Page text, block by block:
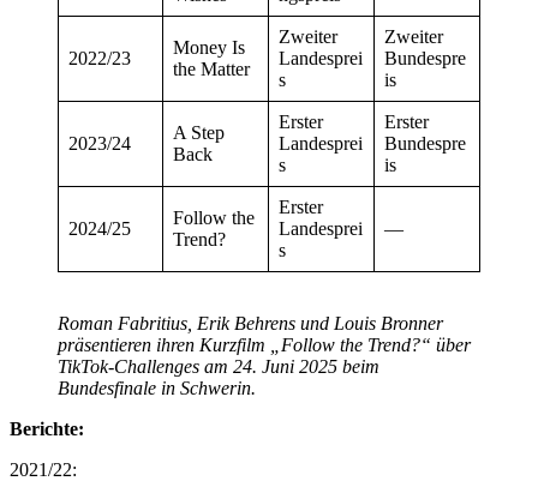
2022/23
Money Is
the Matter
Zweiter
Landesprei
s
Zweiter
Bundespre
is
2023/24
A Step
Back
Erster
Landesprei
s
Erster
Bundespre
is
2024/25
Follow the
Trend?
Erster
Landesprei
s
—
Roman Fabritius, Erik Behrens und Louis Bronner
präsentieren ihren Kurzfilm „Follow the Trend?“ über
TikTok-Challenges am 24. Juni 2025 beim
Bundesfinale in Schwerin.
Berichte:
2021/22: